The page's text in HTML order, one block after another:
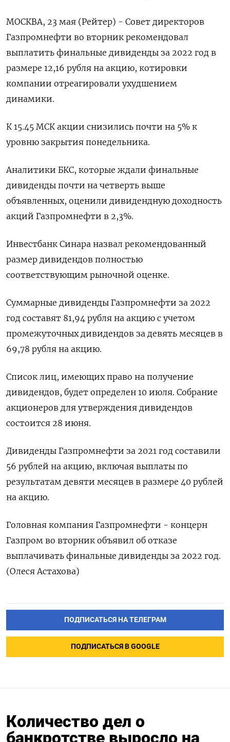
МОСКВА, 23 мая (Рейтер) - Совет директоров
Газпромнефти во вторник рекомендовал
выплатить финальные дивиденды за 2022 год в
размере 12,16 рубля на акцию, котировки
компании отреагировали ухудшением
динамики.
К 15.45 МСК акции снизились почти на 5% к
уровню закрытия понедельника.
Аналитики БКС, которые ждали финальные
дивиденды почти на четверть выше
объявленных, оценили дивидендную доходность
акций Газпромнефти в 2,3%.
Инвестбанк Синара назвал рекомендованный
размер дивидендов полностью
соответствующим рыночной оценке.
Суммарные дивиденды Газпромнефти за 2022
год составят 81,94 рубля на акцию с учетом
промежуточных дивидендов за девять месяцев в
69,78 рубля на акцию.
Список лиц, имеющих право на получение
дивидендов, будет определен 10 июля. Собрание
акционеров для утверждения дивидендов
состоится 28 июня.
Дивиденды Газпромнефти за 2021 год составили
56 рублей на акцию, включая выплаты по
результатам девяти месяцев в размере 40 рублей
на акцию.
Головная компания Газпромнефти - концерн
Газпром во вторник объявил об отказе
выплачивать финальные дивиденды за 2022 год.
(Олеся Астахова)
ПОДПИСАТЬСЯ НА ТЕЛЕГРАМ
ПОДПИСАТЬСЯ В GOOGLE
Количество дел о
банкротстве выросло на